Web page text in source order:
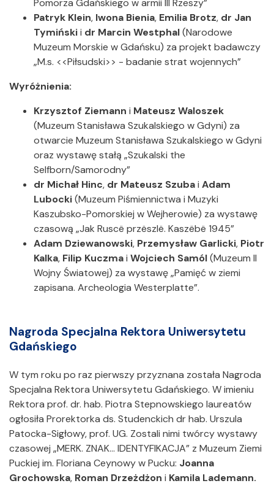
Pomorza Gdańskiego w armii III Rzeszy”
Patryk Klein, Iwona Bienia, Emilia Brotz, dr Jan
Tymińskii dr Marcin Westphal(Narodowe
Muzeum Morskie w Gdańsku) za projekt badawczy
„M.s. <<Piłsudski>> - badanie strat wojennych”
Wyróżnienia:
Krzysztof Ziemann i Mateusz Waloszek
(Muzeum Stanisława Szukalskiego w Gdyni) za
otwarcie Muzeum Stanisława Szukalskiego w Gdyni
oraz wystawę stałą „Szukalski the
Selfborn/Samorodny”
dr Michał Hinc, dr Mateusz Szubai Adam
Lubocki(Muzeum Piśmiennictwa i Muzyki
Kaszubsko-Pomorskiej w Wejherowie) za wystawę
czasową „Jak Ruscë przëszlë. Kaszëbë 1945”
Adam Dziewanowski, Przemysław Garlicki, Piotr
Kalka, Filip Kuczmai Wojciech Samól(Muzeum II
Wojny Światowej) za wystawę „Pamięć w ziemi
zapisana. Archeologia Westerplatte”.
Nagroda Specjalna Rektora Uniwersytetu
Gdańskiego
W tym roku po raz pierwszy przyznana została Nagroda
Specjalna Rektora Uniwersytetu Gdańskiego. W imieniu
Rektora prof. dr. hab. Piotra Stepnowskiego laureatów
ogłosiła Prorektorka ds. Studenckich dr hab. Urszula
Patocka-Sigłowy, prof. UG. Zostali nimi twórcy wystawy
czasowej „MERK. ZNAK… IDENTYFIKACJA” z Muzeum Ziemi
Puckiej im. Floriana Ceynowy w Pucku: Joanna
Grochowska, Roman Drzeżdżon i Kamila Lademann.